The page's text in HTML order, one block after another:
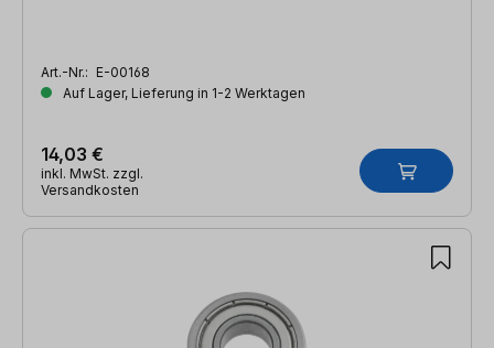
Art.-Nr.: E-00168
Auf Lager, Lieferung in 1-2 Werktagen
14,03 €
inkl. MwSt. zzgl.
Versandkosten